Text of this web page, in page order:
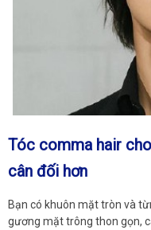
Tóc comma hair
cân đối hơn
Bạn có khuôn mặt tròn và
gương mặt trông thon gọn,